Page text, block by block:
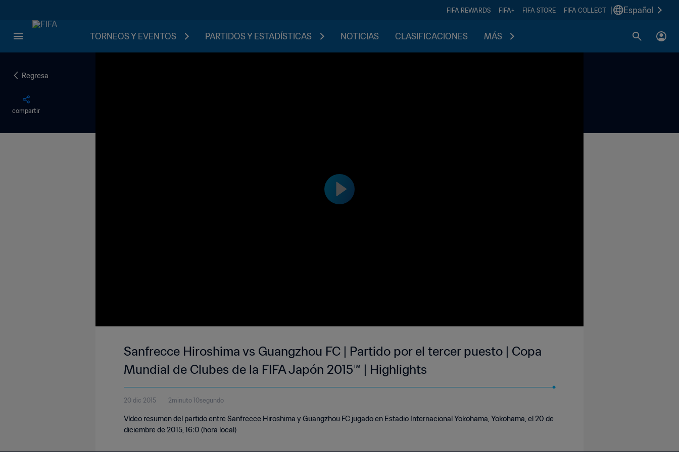
FIFA REWARDS FIFA+ FIFA STORE FIFA COLLECT Español
TORNEOS Y EVENTOS PARTIDOS Y ESTADÍSTICAS NOTICIAS CLASIFICACIONES MÁS
Regresa
compartir
Sanfrecce Hiroshima vs Guangzhou FC | Partido por el tercer puesto | Copa
Mundial de Clubes de la FIFA Japón 2015™ | Highlights
20 dic 2015 2minuto 10segundo
Vídeo resumen del partido entre Sanfrecce Hiroshima y Guangzhou FC jugado en Estadio Internacional Yokohama, Yokohama, el 20 de
diciembre de 2015, 16:0 (hora local)